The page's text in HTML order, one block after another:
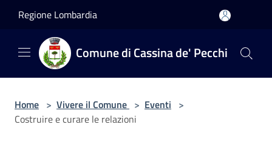
Regione Lombardia
Comune di Cassina de' Pecchi
Home > Vivere il Comune > Eventi >
Costruire e curare le relazioni